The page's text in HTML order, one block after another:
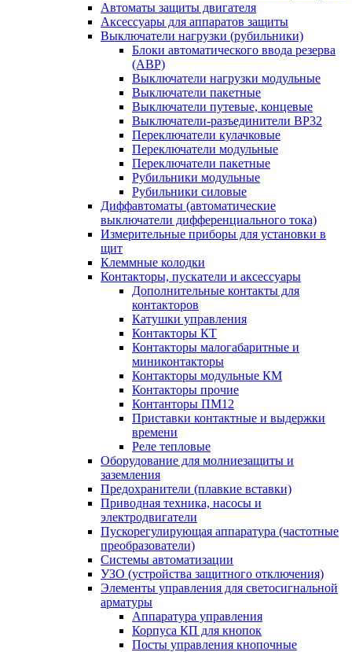
Автоматы защиты двигателя
Аксессуары для аппаратов защиты
Выключатели нагрузки (рубильники)
Блоки автоматического ввода резерва
(АВР)
Выключатели нагрузки модульные
Выключатели пакетные
Выключатели путевые, концевые
Выключатели-разъединители ВР32
Переключатели кулачковые
Переключатели модульные
Переключатели пакетные
Рубильники модульные
Рубильники силовые
Диффавтоматы (автоматические
выключатели дифференциального тока)
Измерительные приборы для установки в
щит
Клеммные колодки
Контакторы, пускатели и аксессуары
Дополнительные контакты для
контакторов
Катушки управления
Контакторы КТ
Контакторы малогабаритные и
миниконтакторы
Контакторы модульные КМ
Контакторы прочие
Контанторы ПМ12
Приставки контактные и выдержки
времени
Реле тепловые
Оборудование для молниезащиты и
заземления
Предохранители (плавкие вставки)
Приводная техника, насосы и
электродвигатели
Пускорегулирующая аппаратура (частотные
преобразователи)
Системы автоматизации
УЗО (устройства защитного отключения)
Элементы управления для светосигнальной
арматуры
Аппаратура управления
Корпуса КП для кнопок
Посты управления кнопочные